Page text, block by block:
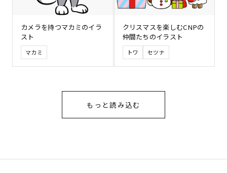
カメラを持つマカミのイラ
スト
マカミ
クリスマスを楽しむCNPの
仲間たちのイラスト
トワ セツナ
もっと読み込む